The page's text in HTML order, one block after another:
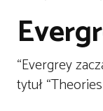
“Evergrey
tytuł